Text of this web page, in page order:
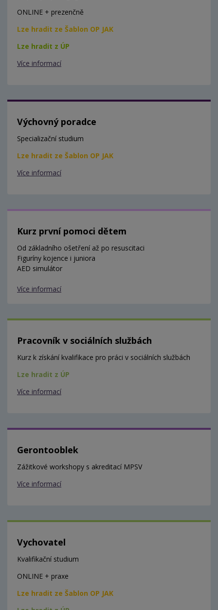
ONLINE + prezenčně
Lze hradit ze Šablon OP JAK
Lze hradit z ÚP
Více informací
Výchovný poradce
Specializační studium
Lze hradit ze Šablon OP JAK
Více informací
Kurz první pomoci dětem
Od základního ošetření až po resuscitaci
Figuríny kojence i juniora
AED simulátor
Více informací
Pracovník v sociálních službách
Kurz k získání kvalifikace pro práci v sociálních službách
Lze hradit z ÚP
Více informací
Gerontooblek
Zážitkové workshopy s akreditací MPSV
Více informací
Vychovatel
Kvalifikační studium
ONLINE + praxe
Lze hradit ze Šablon OP JAK